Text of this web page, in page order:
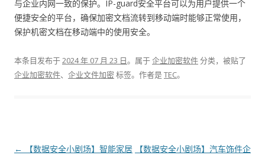
与企业内网一致的保护。IP-guard安全平台可以为用户提供一个
便捷安全的平台，确保加密文档流转到移动端时能够正常使用，
保护机密文档在移动端中的使用安全。
本条目发布于2024 年 07 月 23 日。属于企业加密软件分类，被贴了
企业加密软件、 企业文件加密标签。 作者是TEC。
文章导航
←
【数据安全小剧场】智能家居
【数据安全小剧场】汽车饰件企